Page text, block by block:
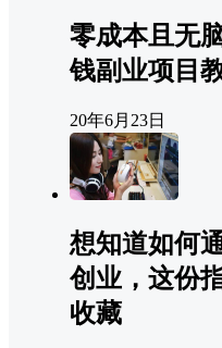
零成本且无
钱副业项目
20年6月23日
想知道如何
创业，这份
收藏